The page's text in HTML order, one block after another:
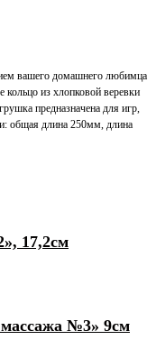
вашего домашнего любимца
из хлопковой веревки
предназначена для игр,
общая длина 250мм, длина
17,2см
№3» 9см